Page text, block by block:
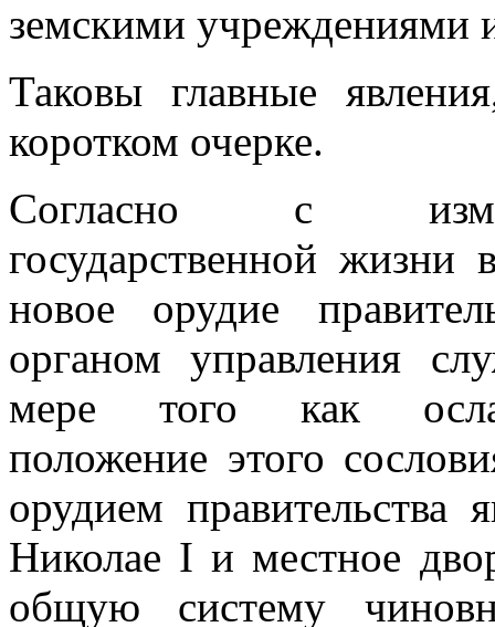
земскими учреждениями
Таковы главные
коротком очерке.
Согласно с
государственной жизни
новое орудие
органом управления
мере того как
положение этого
орудием правительства
Николае I и местное
общую систему